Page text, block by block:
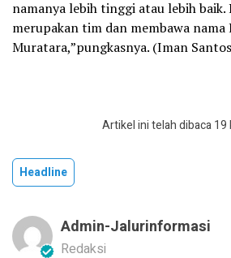
namanya lebih tinggi atau lebih baik.
merupakan tim dan membawa
Muratara,”pungkasnya. (Iman
Artikel ini telah dibaca 19
Headline
Admin-Jalurinformasi
Redaksi